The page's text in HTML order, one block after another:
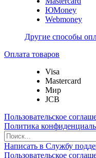
ЮMoney
Webmoney
Другие способы
Оплата товаров
Visa
Mastercard
Мир
JCB
Пользовательское
Политика
Написать в Службу
Пользовательское